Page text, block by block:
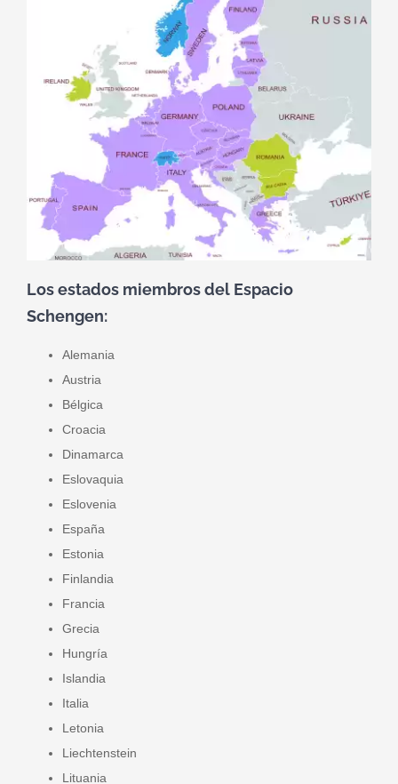
Los estados miembros del Espacio
Schengen:
Alemania
Austria
Bélgica
Croacia
Dinamarca
Eslovaquia
Eslovenia
España
Estonia
Finlandia
Francia
Grecia
Hungría
Islandia
Italia
Letonia
Liechtenstein
Lituania